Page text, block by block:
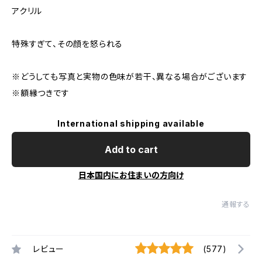
アクリル
特殊すぎて、その顔を怒られる
※どうしても写真と実物の色味が若干、異なる場合がございます
※額縁つきです
International shipping available
Add to cart
日本国内にお住まいの方向け
通報する
レビュー (577)